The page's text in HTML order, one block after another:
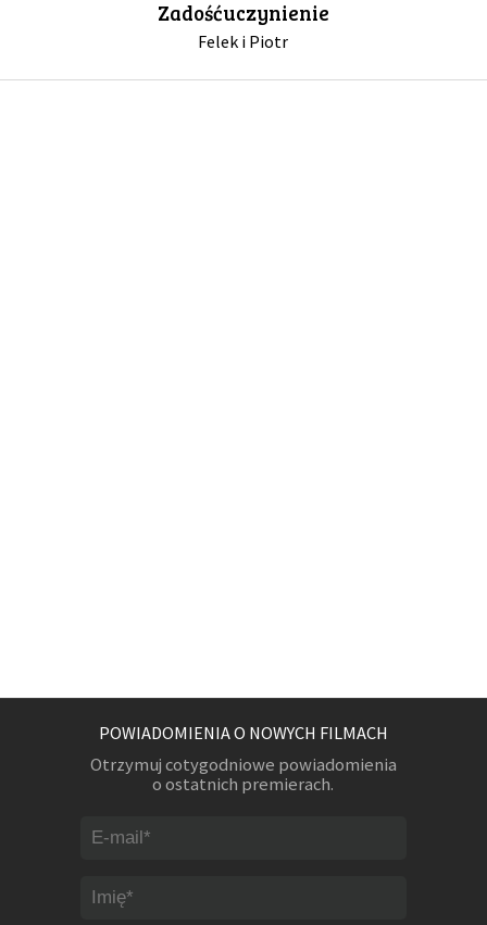
Zadośćuczynienie
Felek i Piotr
POWIADOMIENIA O NOWYCH FILMACH
Otrzymuj cotygodniowe powiadomienia
o ostatnich premierach.